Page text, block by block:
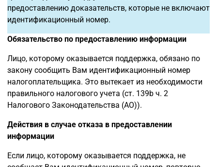
предоставлению доказательств, которые не включают
идентификационный номер.
Обязательство по предоставлению информации
Лицо, которому оказывается поддержка, обязано по
закону сообщить Вам идентификационный номер
налогоплательщика. Это вытекает из необходимости
правильного налогового учета (ст. 139b ч. 2
Налогового Законодательства (AO)).
Действия в случае отказа в предоставлении
информации
Если лицо, которому оказывается поддержка, не